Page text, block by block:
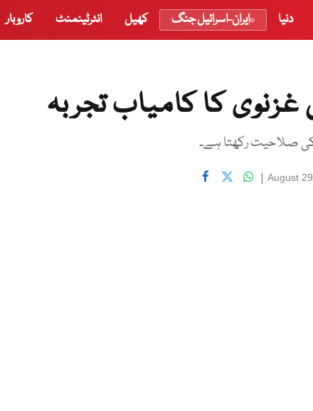
دنیا ایران-اسرائیل جنگ کھیل انٹرٹینمنٹ کاروبار
کا کامیاب تجربہ
August
|